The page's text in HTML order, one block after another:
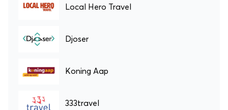
Local Hero Travel
Djoser
Koning Aap
333travel